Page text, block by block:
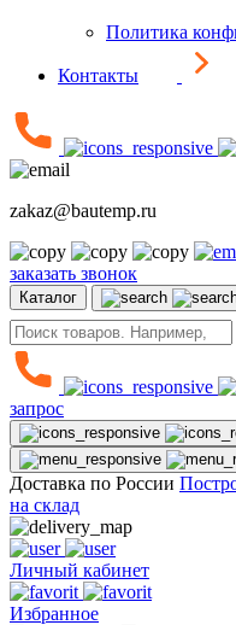
Политика
Контакты
zakaz@bautemp.ru
заказать звонок
Каталог
запрос
Доставка по России
на склад
Личный кабинет
Избранное